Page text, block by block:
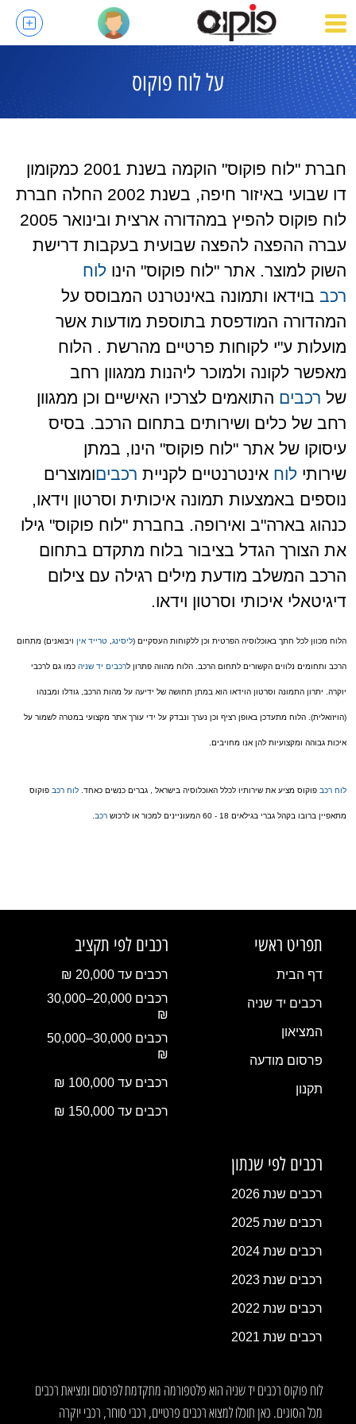
על לוח פוקוס
חברת "לוח פוקוס" הוקמה בשנת 2001 כמקומון
דו שבועי באיזור חיפה, בשנת 2002 החלה חברת
לוח פוקוס להפיץ במהדורה ארצית ובינואר 2005
עברה ההפצה להפצה שבועית בעקבות דרישת
השוק למוצר. אתר "לוח פוקוס" הינו לוח
רכב בוידאו ותמונה באינטרנט המבוסס על
המהדורה המודפסת בתוספת מודעות אשר
מועלות ע"י לקוחות פרטיים מהרשת . הלוח
מאפשר לקונה ולמוכר ליהנות ממגוון רחב
של רכבים התואמים לצרכיו האישיים וכן ממגוון
רחב של כלים ושירותים בתחום הרכב. בסיס
עיסוקו של אתר "לוח פוקוס" הינו, במתן
שירותי לוח אינטרנטיים לקניית רכביםומוצרים
נוספים באמצעות תמונה איכותית וסרטון וידאו,
כנהוג בארה"ב ואירופה. בחברת "לוח פוקוס" גילו
את הצורך הגדל בציבור בלוח מתקדם בתחום
הרכב המשלב מודעת מילים רגילה עם צילום
דיגיטאלי איכותי וסרטון וידאו.
הלוח מכוון לכל חתך באוכלוסיה הפרטית וכן ללקוחות העסקיים (ליסינג טרייד אין ויבואנים) מתחום
הרכב ותחומים נלווים הקשורים לתחום הרכב. הלוח מהווה פתרון לרכבים יד שניה כמו גם לרכבי
יוקרה. יתרון התמונה וסרטון הוידאו הוא במתן תחושה של ידיעה על מהות הרכב, גודלו ומבנהו
(הויזואלית). הלוח מתעדכן באופן רציף וכן נערך ונבדק על ידי עורך אתר מקצועי במטרה לשמור על
איכות גבוהה ומקצועיות להן אנו מחויבים.
לוח רכב פוקוס מציע את שירותיו לכלל האוכלוסיה בישראל , גברים כנשים כאחד. לוח רכב פוקוס
מתאפיין ברובו בקהל גברי בגילאים 18 - 60 המעוניינים למכור או לרכוש רכב
תפריט ראשי
דף הבית
רכבים יד שניה
המציאון
פרסום מודעה
תקנון
רכבים לפי תקציב
רכבים עד 20,000 ₪
רכבים 20,000–30,000
₪
רכבים 30,000–50,000
₪
רכבים עד 100,000 ₪
רכבים עד 150,000 ₪
רכבים לפי שנתון
רכבים שנת 2026
רכבים שנת 2025
רכבים שנת 2024
רכבים שנת 2023
רכבים שנת 2022
רכבים שנת 2021
לוח פוקוס רכבים יד שניה הוא פלטפורמה מתקדמת לפרסום ומציאת רכבים
מכל הסוגים. כאן תוכלו למצוא רכבים פרטיים, רכבי סוחר, רכבי יוקרה